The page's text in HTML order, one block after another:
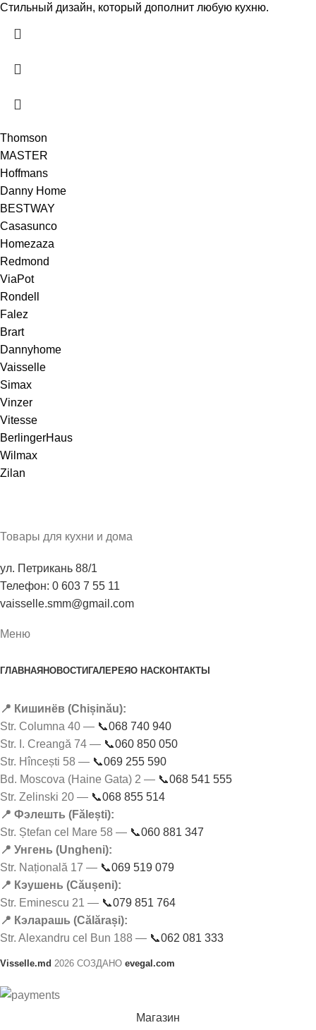
Стильный дизайн, который дополнит любую кухню.
Thomson
MASTER
Hoffmans
Danny Home
BESTWAY
Casasunco
Homezaza
Redmond
ViaPot
Rondell
Falez
Brart
Dannyhome
Vaisselle
Simax
Vinzer
Vitesse
BerlingerHaus
Wilmax
Zilan
Товары для кухни и дома
ул. Петрикань 88/1
Телефон: 0 603 7 55 11
vaisselle.smm@gmail.com
Меню
ГЛАВНАЯ НОВОСТИ ГАЛЕРЕЯО НАСКОНТАКТЫ
📍 Кишинёв (Chișinău):
Str. Columna 40 — 📞068 740 940
Str. I. Creangă 74 — 📞060 850 050
Str. Hîncești 58 — 📞069 255 590
Bd. Moscova (Haine Gata) 2 — 📞068 541 555
Str. Zelinski 20 — 📞068 855 514
📍 Фэлешть (Fălești):
Str. Ștefan cel Mare 58 — 📞060 881 347
📍 Унгень (Ungheni):
Str. Națională 17 — 📞069 519 079
📍 Кэушень (Căușeni):
Str. Eminescu 21 — 📞079 851 764
📍 Кэларашь (Călărași):
Str. Alexandru cel Bun 188 — 📞062 081 333
Visselle.md 2026 СОЗДАНО evegal.com
Магазин